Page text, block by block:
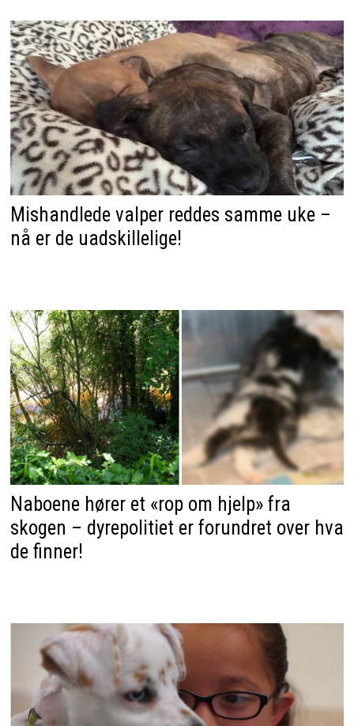
Mishandlede valper reddes samme uke –
nå er de uadskillelige!
Naboene hører et «rop om hjelp» fra
skogen – dyrepolitiet er forundret over hva
de finner!